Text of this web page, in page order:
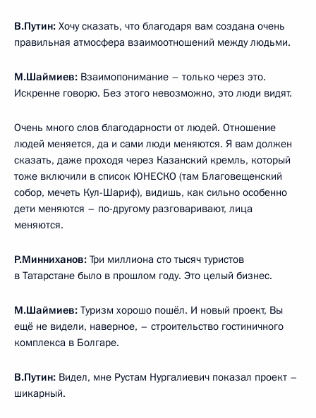
В.Путин: Хочу сказать, что благодаря вам создана очень
правильная атмосфера взаимоотношений между людьми.
М.Шаймиев: Взаимопонимание – только через это.
Искренне говорю. Без этого невозможно, это люди видят.
Очень много слов благодарности от людей. Отношение
людей меняется, да и сами люди меняются. Я вам должен
сказать, даже проходя через Казанский кремль, который
тоже включили в список ЮНЕСКО (там Благовещенский
собор, мечеть Кул-Шариф), видишь, как сильно особенно
дети меняются – по-другому разговаривают, лица
меняются.
Р.Минниханов: Три миллиона сто тысяч туристов
в Татарстане было в прошлом году. Это целый бизнес.
М.Шаймиев: Туризм хорошо пошёл. И новый проект, Вы
ещё не видели, наверное, – строительство гостиничного
комплекса в Болгаре.
В.Путин: Видел, мне Рустам Нургалиевич показал проект –
шикарный.